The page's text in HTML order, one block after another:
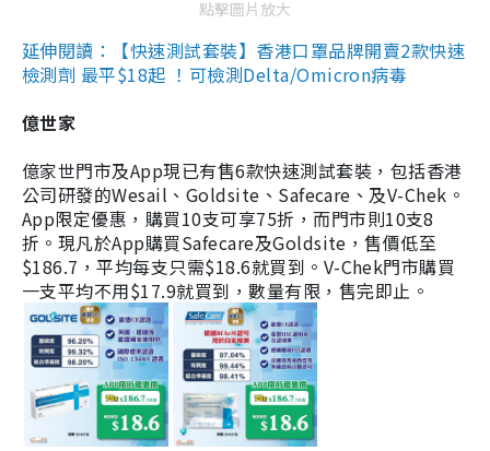
點擊圖片放大
延伸閱讀：【快速測試套裝】香港口罩品牌開賣2款快速
檢測劑 最平$18起 ！可檢測Delta/Omicron病毒
億世家
億家世門市及App現已有售6款快速測試套裝，包括香港
公司研發的Wesail、Goldsite、Safecare、及V-Chek。
App限定優惠，購買10支可享75折，而門市則10支8
折。現凡於App購買Safecare及Goldsite，售價低至
$186.7，平均每支只需$18.6就買到。V-Chek門市購買
一支平均不用$17.9就買到，數量有限，售完即止。